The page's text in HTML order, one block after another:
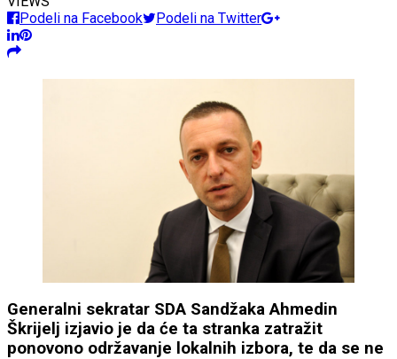
Podeli na Facebook
Podeli na Twitter
Generalni sekratar SDA Sandžaka Ahmedin
Škrijelj izjavio je da će ta stranka zatražit
ponovono održavanje lokalnih izbora, te da se ne